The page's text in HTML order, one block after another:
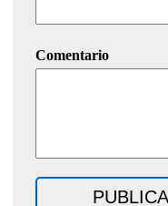
Comentario